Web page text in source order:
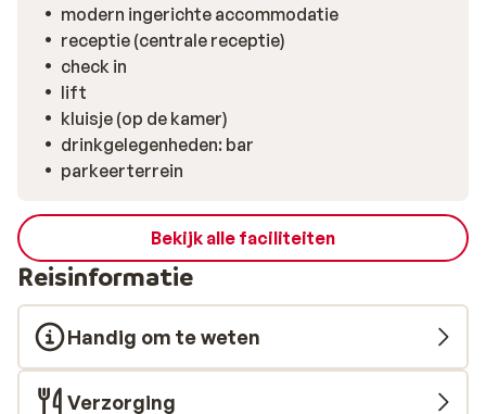
modern ingerichte accommodatie
receptie (centrale receptie)
check in
lift
kluisje (op de kamer)
drinkgelegenheden: bar
parkeerterrein
Bekijk alle faciliteiten
Reisinformatie
Handig om te weten
Verzorging